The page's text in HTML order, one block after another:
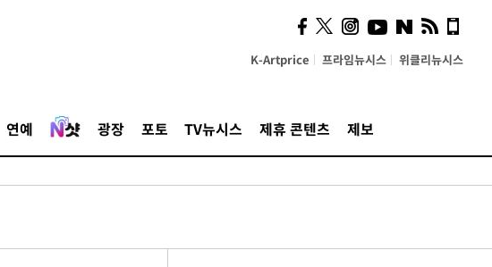
K-Artprice 프라임뉴시스 위클리뉴시스
연예 광장 포토 TV뉴시스 제휴 콘텐츠 제보
의견, 국토부·LH에 충실히
전달할 것"